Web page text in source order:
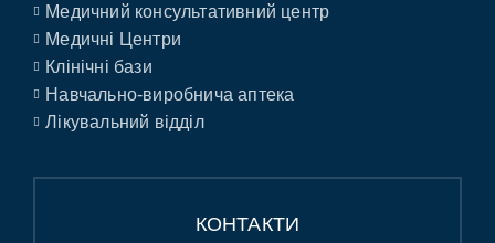
Медичний консультативний центр
Медичні Центри
Клінічні бази
Навчально-виробнича аптека
Лікувальний відділ
КОНТАКТИ